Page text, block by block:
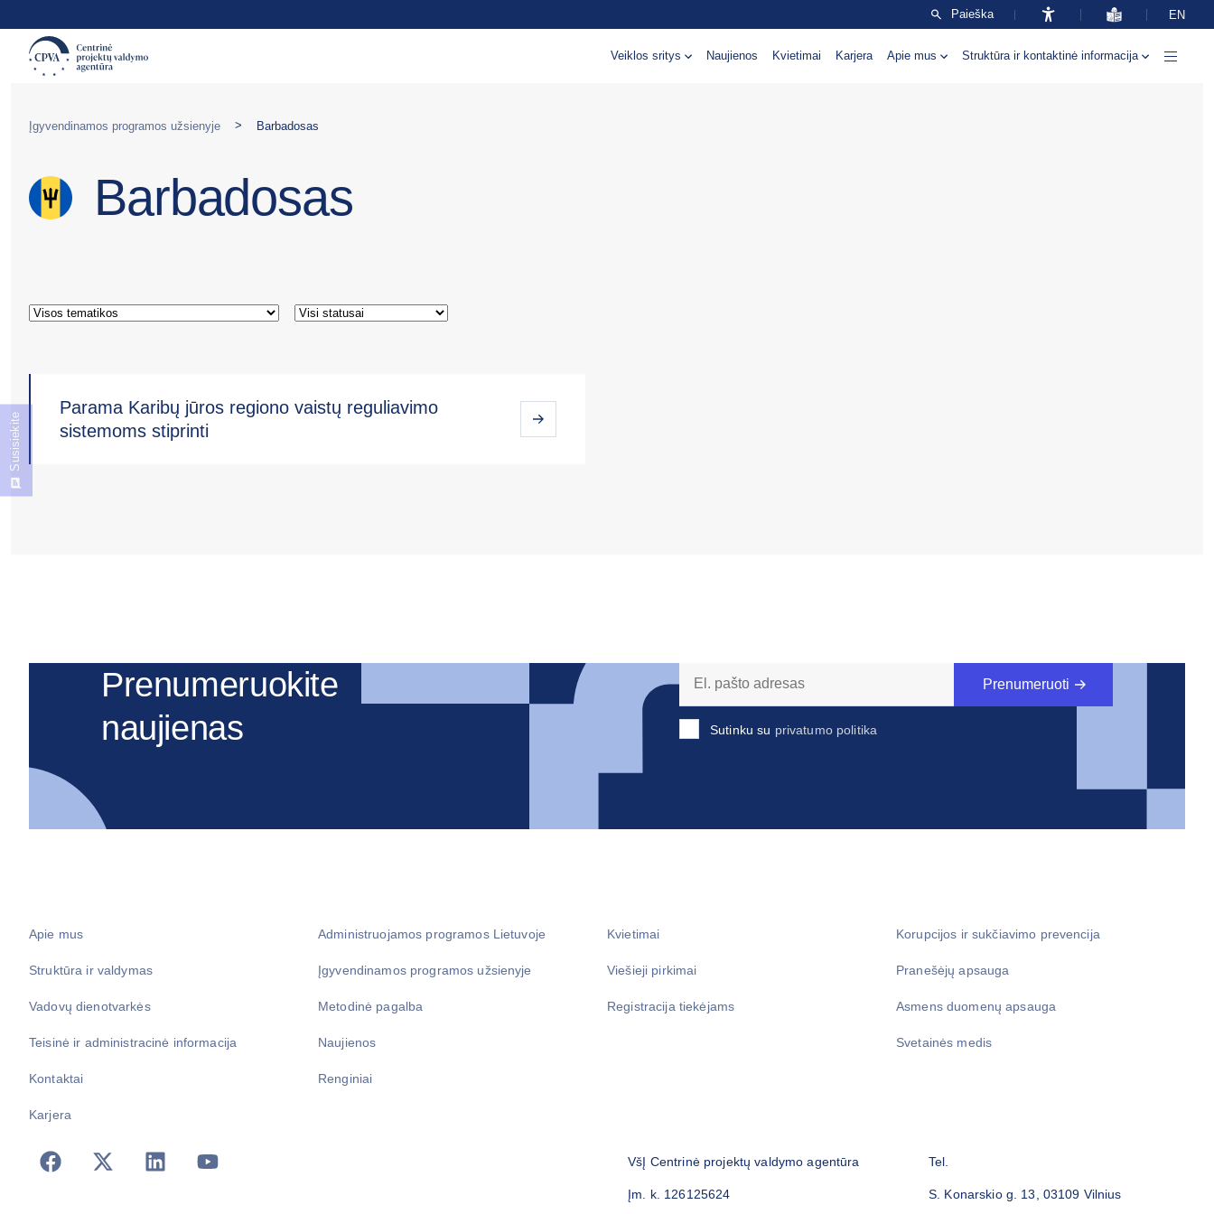
Paieška EN
Veiklos sritys Naujienos Kvietimai Karjera Apie mus Struktūra ir kontaktinė informacija
Įgyvendinamos programos užsienyje > Barbadosas
Barbadosas
Parama Karibų jūros regiono vaistų reguliavimo
sistemoms stiprinti
Prenumeruokite
naujienas
Sutinku su privatumo politika
Prenumeruoti
Apie mus
Struktūra ir valdymas
Vadovų dienotvarkės
Teisinė ir administracinė informacija
Kontaktai
Karjera
Administruojamos programos Lietuvoje
Įgyvendinamos programos užsienyje
Metodinė pagalba
Naujienos
Renginiai
Kvietimai
Viešieji pirkimai
Registracija tiekėjams
Korupcijos ir sukčiavimo prevencija
Pranešėjų apsauga
Asmens duomenų apsauga
Svetainės medis
VšĮ Centrinė projektų valdymo agentūra
Įm. k. 126125624
Tel.
S. Konarskio g. 13, 03109 Vilnius
Susisiekite